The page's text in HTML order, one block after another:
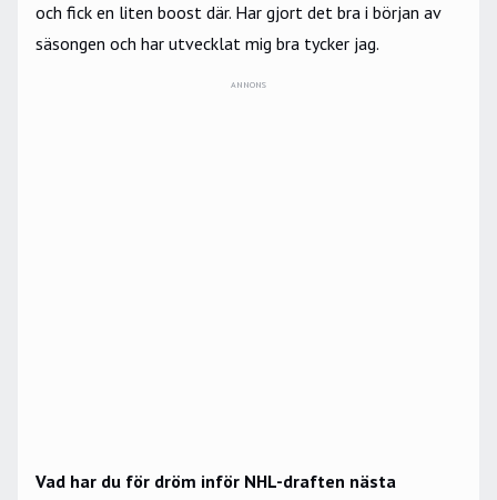
och fick en liten boost där. Har gjort det bra i början av
säsongen och har utvecklat mig bra tycker jag.
ANNONS
Vad har du för dröm inför NHL-draften nästa